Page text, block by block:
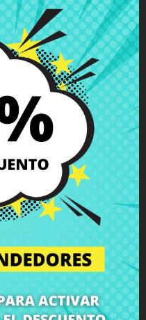
Aspire E1-
E1-571 E1-571Gal